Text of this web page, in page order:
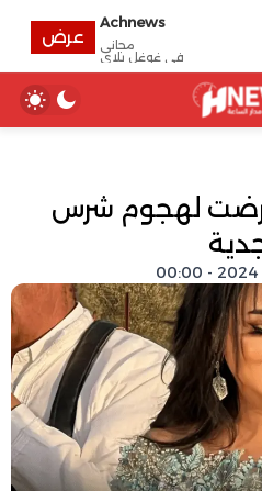
لهجوم شرس
Achnews
مجانى
في غوغل بلاي
عرض